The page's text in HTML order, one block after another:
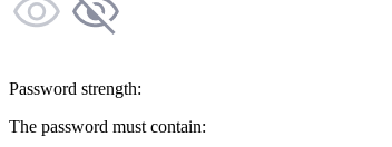
Password strength:
The password must contain: